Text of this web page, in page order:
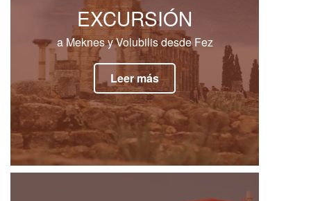
EXCURSIÓN
a Meknes y Volubilis desde Fez
Leer más